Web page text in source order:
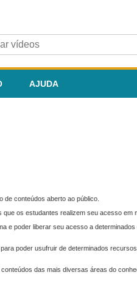
AJUDA
de conteúdos aberto ao público.
os estudantes realizem seu acesso em
e poder liberar seu acesso a
poder usufruir de determinados
das mais diversas áreas do